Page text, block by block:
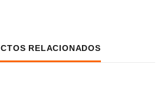
RELACIONADOS